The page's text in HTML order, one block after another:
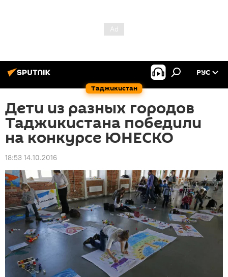
Таджикистан
РУС
Дети из разных городов
Таджикистана победили
на конкурсе ЮНЕСКО
18:53 14.10.2016